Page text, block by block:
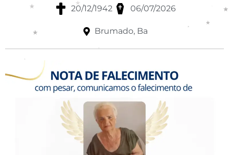
20/12/1942 06/07/2026
Brumado, Ba